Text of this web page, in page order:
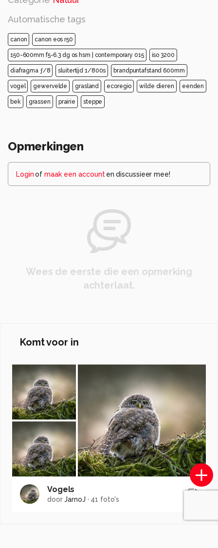
Automatische tags
canon canon eos r50
150-600mm f5-6.3 dg os hsm | contemporary 015 iso 3200
diafragma ƒ/8 sluitertijd 1/800s brandpuntafstand 600mm
vogel gewervelde grasland ecoregio wilde dieren eenden
bek grassen prairie steppe
Opmerkingen
Loginof maak een account en discussieer mee!
Wees de eerste die een opmerking
achterlaat.
Komt voor in
Vogels
doorJarnoJ · 41 foto's